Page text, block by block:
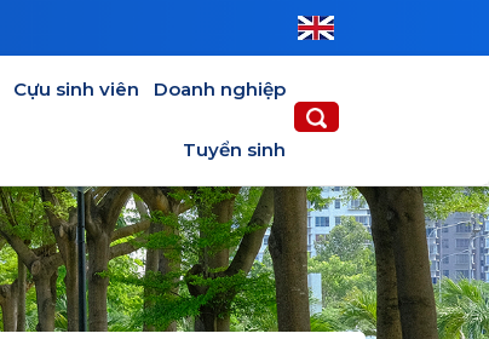
Cựu sinh viên Doanh nghiệp
Tuyển sinh